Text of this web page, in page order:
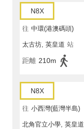
N8X
往 中環(港澳碼頭)
太古坊, 英皇道 站
距離 210m
N8X
往 小西灣(藍灣半島)
北角官立小學, 英皇道